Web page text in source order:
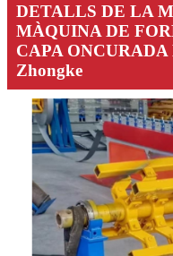
DETALLS DE LA
MÀQUINA DE
CAPA
Zhongke